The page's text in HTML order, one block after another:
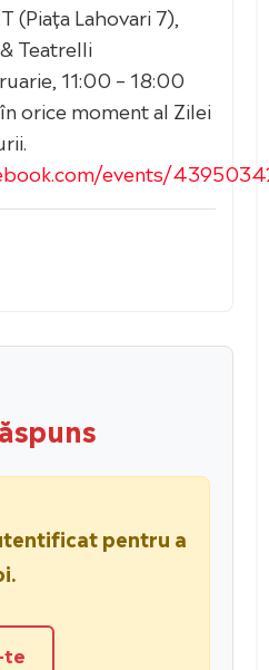
(Piața Lahovari 7),
Teatrelli
11:00 – 18:00
orice moment al Zilei
events/
pentru a
te